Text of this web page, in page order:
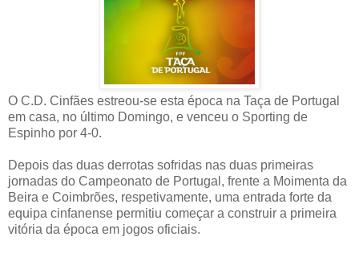
O C.D. Cinfães estreou-se esta época na Taça de Portugal
em casa, no último Domingo, e venceu o Sporting de
Espinho por 4-0.
Depois das duas derrotas sofridas nas duas primeiras
jornadas do Campeonato de Portugal, frente a Moimenta da
Beira e Coimbrões, respetivamente, uma entrada forte da
equipa cinfanense permitiu começar a construir a primeira
vitória da época em jogos oficiais.